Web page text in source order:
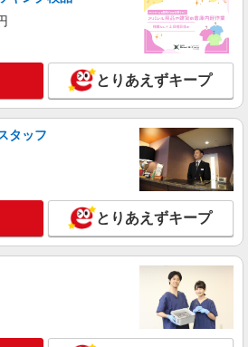
1400〜1600円（経験・能力による） ※残
★交通費別途支給（規定あり） ゜
○。・゜+゜・。○。・゜+゜ 入社祝い金10
を紹介頂くと, インセンテ
払い・週払い可能（規程
・。○。・゜+゜・。○。・゜+゜
県安城市の携帯ショップ
詳細を見る
1400円〜 ※残業代支給 ★交通費別途支給
゜+゜・。○。・゜
い金10万円支給(規定有) お友達を紹介
ンセンティブ支給(規定有) ★月2回払
い可能（規程有）★ ゜・。○。・゜
県安城市
詳細を見る
とりあえずキープ
タッフ
とりあえずキープ